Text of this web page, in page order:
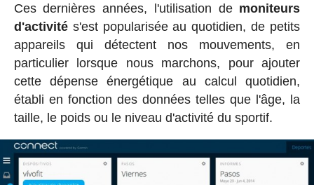
Ces dernières années, l'utilisation de moniteurs
d'activités'est popularisée au quotidien, de petits
appareils qui détectent nos mouvements, en
particulier lorsque nous marchons, pour ajouter
cette dépense énergétique au calcul quotidien,
établi en fonction des données telles que l'âge, la
taille, le poids ou le niveau d'activité du sportif.